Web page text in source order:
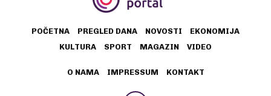
POČETNA PREGLED DANA NOVOSTI
EKONOMIJA
KULTURA
SPORT MAGAZIN VIDEO
O NAMA IMPRESSUM KONTAKT